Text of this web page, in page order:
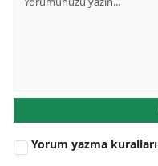
Yorum yazma